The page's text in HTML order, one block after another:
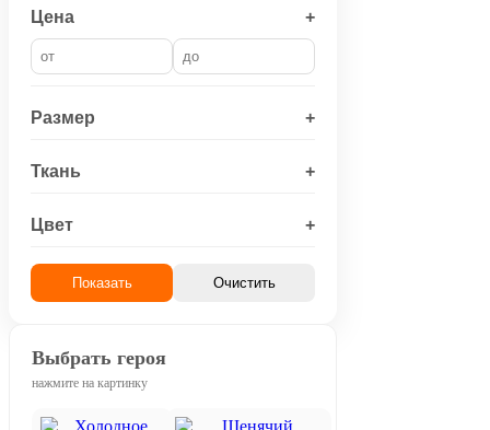
Цена +
Размер +
Ткань +
Цвет +
Показать Очистить
Выбрать героя
нажмите на картинку